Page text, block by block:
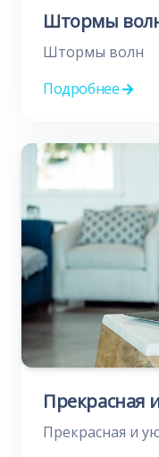
Штормы
Штормы волн
Подробнее
Прекрасная
Прекрасная и